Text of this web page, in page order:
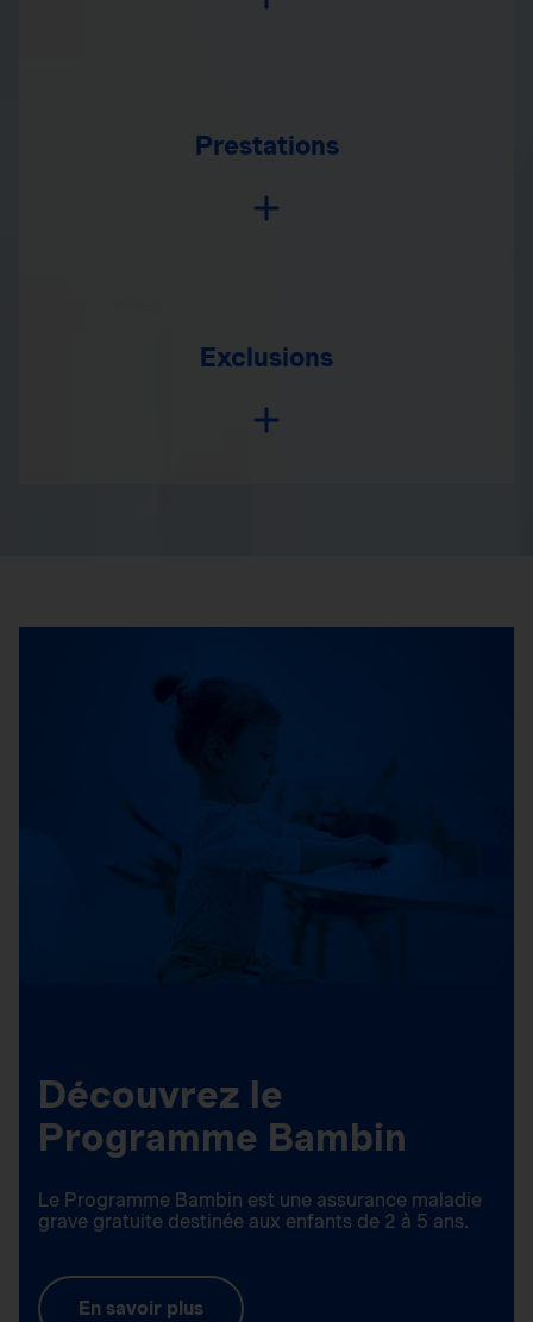
Prestations
Exclusions
Découvrez le
Programme Bambin
Le Programme Bambin est une assurance maladie
grave gratuite destinée aux enfants de 2 à 5 ans.
En savoir plus